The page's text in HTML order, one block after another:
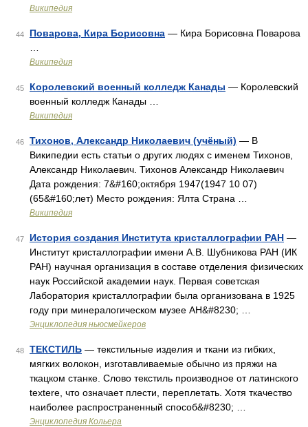
Википедия
44 Поварова, Кира Борисовна — Кира Борисовна Поварова
Википедия
45 Королевский военный колледж Канады — Королевский
военный колледж Канады …
Википедия
46 Тихонов, Александр Николаевич (учёный) — В
Википедии есть статьи о других людях с именем Тихонов,
Александр Николаевич. Тихонов Александр Николаевич
Дата рождения: 7&#160;октября 1947(1947 10 07)
(65&#160;лет) Место рождения: Ялта Страна …
Википедия
47 История создания Института кристаллографии РАН —
Институт кристаллографии имени А.В. Шубникова РАН (ИК
РАН) научная организация в составе отделения физических
наук Российской академии наук. Первая советская
Лаборатория кристаллографии была организована в 1925
году при минералогическом музее АН&#8230; …
Энциклопедия ньюсмейкеров
48 ТЕКСТИЛЬ — текстильные изделия и ткани из гибких,
мягких волокон, изготавливаемые обычно из пряжи на
ткацком станке. Слово текстиль производное от латинского
textere, что означает плести, переплетать. Хотя ткачество
наиболее распространенный способ&#8230; …
Энциклопедия Кольера